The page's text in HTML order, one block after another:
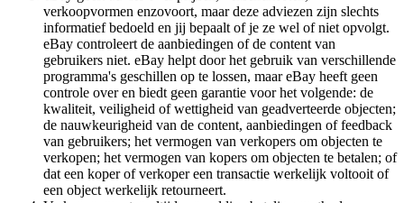
verkoopvormen enzovoort, maar deze adviezen zijn slechts
informatief bedoeld en jij bepaalt of je ze wel of niet opvolgt.
eBay controleert de aanbiedingen of de content van
gebruikers niet. eBay helpt door het gebruik van verschillende
programma's geschillen op te lossen, maar eBay heeft geen
controle over en biedt geen garantie voor het volgende: de
kwaliteit, veiligheid of wettigheid van geadverteerde objecten;
de nauwkeurigheid van de content, aanbiedingen of feedback
van gebruikers; het vermogen van verkopers om objecten te
verkopen; het vermogen van kopers om objecten te betalen; of
dat een koper of verkoper een transactie werkelijk voltooit of
een object werkelijk retourneert.